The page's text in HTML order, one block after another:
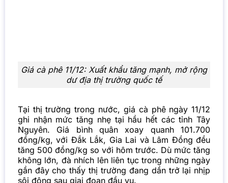
Giá cà phê 11/12: Xuất khẩu tăng mạnh, mở rộng
dư địa thị trường quốc tế
Tại thị trường trong nước, giá cà phê ngày 11/12
ghi nhận mức tăng nhẹ tại hầu hết các tỉnh Tây
Nguyên. Giá bình quân xoay quanh 101.700
đồng/kg, với Đắk Lắk, Gia Lai và Lâm Đồng đều
tăng 500 đồng/kg so với hôm trước. Dù mức tăng
không lớn, đà nhích lên liên tục trong những ngày
gần đây cho thấy thị trường đang dần trở lại nhịp
sôi động sau giai đoạn đầu vụ.